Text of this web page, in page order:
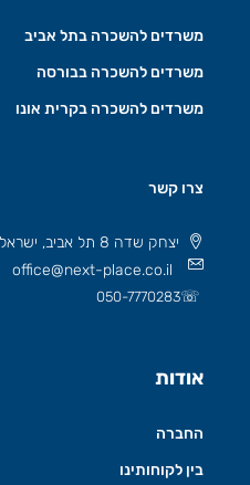
משרדים להשכרה בתל אביב
משרדים להשכרה בבורסה
משרדים להשכרה בקרית אונו
צרו קשר
יצחק שדה 8 תל אביב, ישראל 6777508
office@next-place.co.il
☏
050-7770283
אודות
החברה
בין לקוחותינו